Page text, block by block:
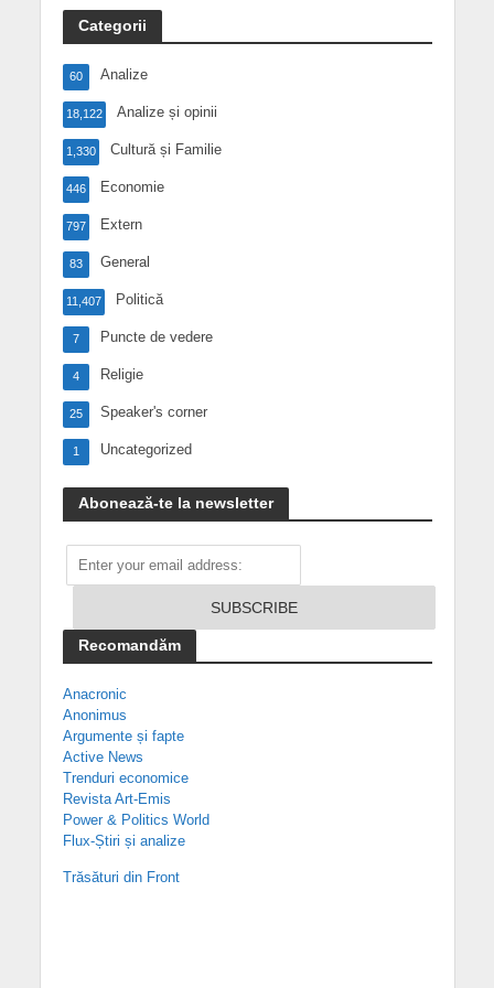
Categorii
Analize
60
Analize și opinii
18,122
Cultură și Familie
1,330
Economie
446
Extern
797
General
83
Politică
11,407
Puncte de vedere
7
Religie
4
Speaker's corner
25
Uncategorized
1
Abonează-te la newsletter
Recomandăm
Anacronic
Anonimus
Argumente și fapte
Active News
Trenduri economice
Revista Art-Emis
Power & Politics World
Flux-Știri și analize
Trăsături din Front